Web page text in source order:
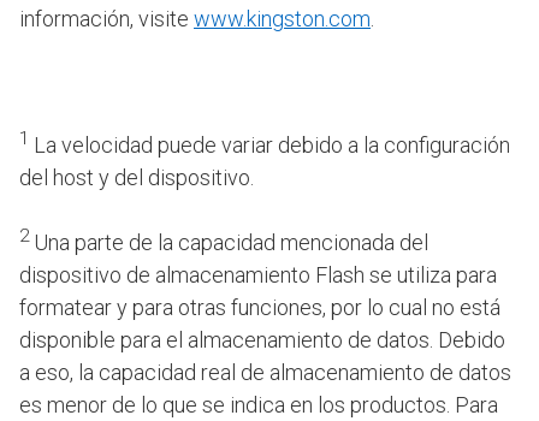
información, visite www.kingston.com
1 La velocidad puede variar debido a la configuración
del host y del dispositivo.
2Una parte de la capacidad mencionada del
dispositivo de almacenamiento Flash se utiliza para
formatear y para otras funciones, por lo cual no está
disponible para el almacenamiento de datos. Debido
a eso, la capacidad real de almacenamiento de datos
es menor de lo que se indica en los productos. Para